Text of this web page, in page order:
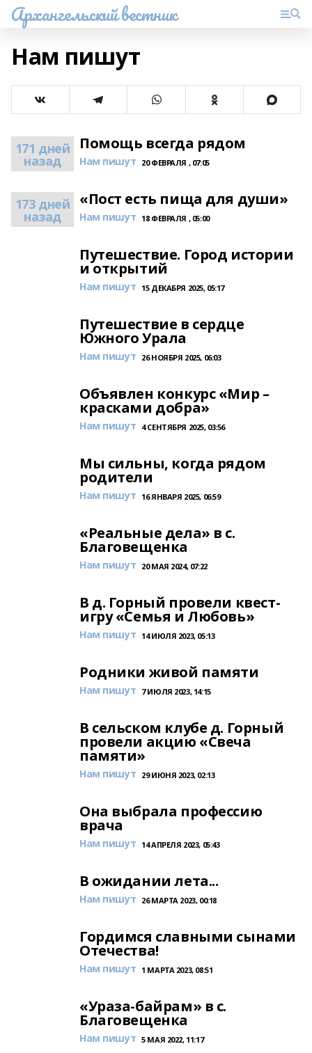
Архангельский вестник
Нам пишут
171 дней
назад
Помощь всегда рядом
Нам пишут 20 ФЕВРАЛЯ , 07:05
173 дней
назад
«Пост есть пища для души»
Нам пишут 18 ФЕВРАЛЯ , 05:00
Путешествие. Город истории
и открытий
Нам пишут 15 ДЕКАБРЯ 2025, 05:17
Путешествие в сердце
Южного Урала
Нам пишут 26 НОЯБРЯ 2025, 06:03
Объявлен конкурс «Мир –
красками добра»
Нам пишут 4 СЕНТЯБРЯ 2025, 03:56
Мы сильны, когда рядом
родители
Нам пишут 16 ЯНВАРЯ 2025, 06:59
«Реальные дела» в с.
Благовещенка
Нам пишут 20 МАЯ 2024, 07:22
В д. Горный провели квест-
игру «Семья и Любовь»
Нам пишут 14 ИЮЛЯ 2023, 05:13
Родники живой памяти
Нам пишут 7 ИЮЛЯ 2023, 14:15
В сельском клубе д. Горный
провели акцию «Свеча
памяти»
Нам пишут 29 ИЮНЯ 2023, 02:13
Она выбрала профессию
врача
Нам пишут 14 АПРЕЛЯ 2023, 05:43
В ожидании лета...
Нам пишут 26 МАРТА 2023, 00:18
Гордимся славными сынами
Отечества!
Нам пишут 1 МАРТА 2023, 08:51
«Ураза-байрам» в с.
Благовещенка
Нам пишут 5 МАЯ 2022, 11:17